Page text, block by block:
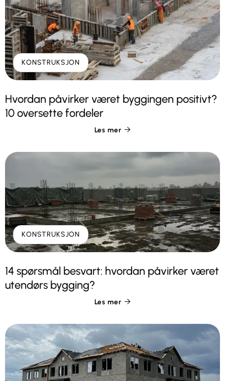
KONSTRUKSJON
Hvordan påvirker været byggingen positivt?
10 oversette fordeler
Les mer 
KONSTRUKSJON
14 spørsmål besvart: hvordan påvirker været
utendørs bygging?
Les mer 